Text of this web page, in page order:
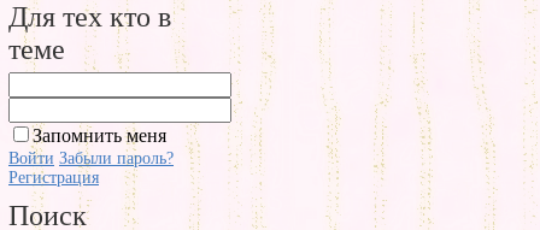
Для тех кто в
теме
Запомнить меня
Войти Забыли пароль?
Регистрация
Поиск